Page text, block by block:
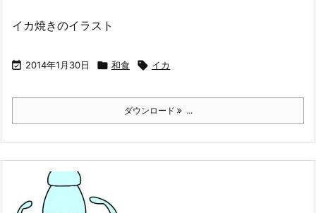
イカ焼きのイラスト
 2014年1月30日  和食  イカ
ダウンロード ...